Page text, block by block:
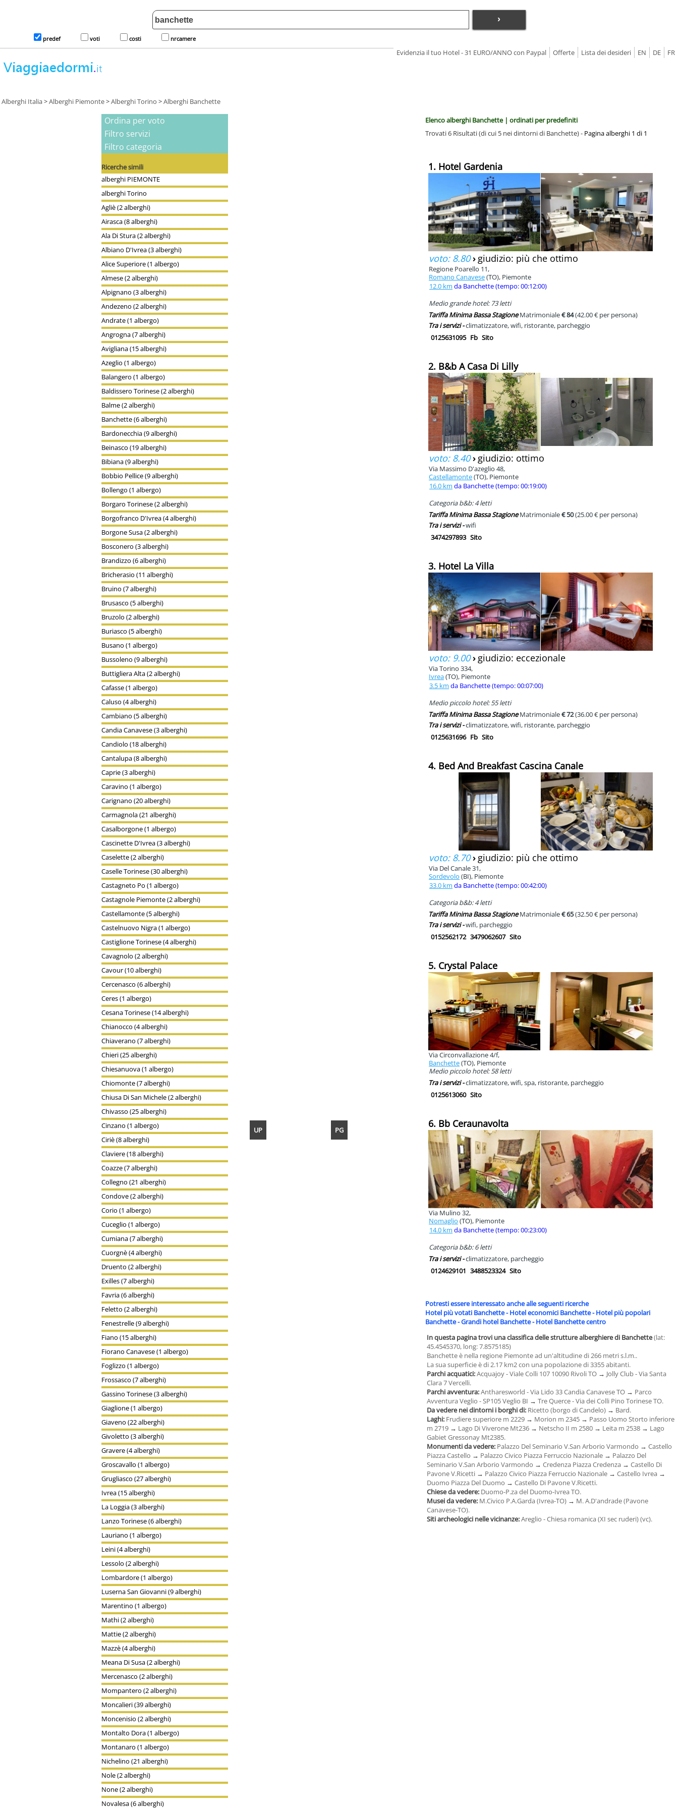
›
predef voti costi nrcamere
FR
DE
EN
Lista dei desideri
Offerte
Evidenzia il tuo Hotel - 31 EURO/ANNO con Paypal
UP PG
Alberghi Italia>Alberghi Piemonte>Alberghi Torino >Alberghi Banchette
Elenco alberghi Banchette | ordinati per predefiniti
Trovati 6 Risultati (di cui 5 nei dintorni di Banchette) - Pagina alberghi 1 di 1
1. Hotel Gardenia
voto: 8.80› giudizio: più che ottimo
Regione Poarello 11,
Romano Canavese(TO), Piemonte
12.0 km da Banchette (tempo: 00:12:00)
Medio grande hotel: 73 letti
Tariffa Minima Bassa StagioneMatrimoniale€ 84(42.00 € per persona)
Tra i servizi -climatizzatore, wifi, ristorante, parcheggio
0125631095 Fb Sito
2. B&b A Casa Di Lilly
voto: 8.40› giudizio: ottimo
Via Massimo D'azeglio 48,
Castellamonte(TO), Piemonte
16.0 km da Banchette (tempo: 00:19:00)
Categoria b&b: 4 letti
Tariffa Minima Bassa StagioneMatrimoniale€ 50(25.00 € per persona)
Tra i servizi -wifi
3474297893 Sito
3. Hotel La Villa
voto: 9.00› giudizio: eccezionale
Via Torino 334,
Ivrea(TO), Piemonte
3.5 km da Banchette (tempo: 00:07:00)
Medio piccolo hotel: 55 letti
Tariffa Minima Bassa StagioneMatrimoniale€ 72(36.00 € per persona)
Tra i servizi -climatizzatore, wifi, ristorante, parcheggio
0125631696 Fb Sito
4. Bed And Breakfast Cascina Canale
voto: 8.70› giudizio: più che ottimo
Via Del Canale 31,
Sordevolo (BI), Piemonte
33.0 km da Banchette (tempo: 00:42:00)
Categoria b&b: 4 letti
Tariffa Minima Bassa StagioneMatrimoniale€ 65(32.50 € per persona)
Tra i servizi -wifi, parcheggio
0152562172 3479062607 Sito
5. Crystal Palace
Via Circonvallazione 4/f,
Banchette(TO), Piemonte
Medio piccolo hotel: 58 letti
Tra i servizi -climatizzatore, wifi, spa, ristorante, parcheggio
0125613060 Sito
6. Bb Ceraunavolta
Via Mulino 32,
Nomaglio (TO), Piemonte
14.0 km da Banchette (tempo: 00:23:00)
Categoria b&b: 6 letti
Tra i servizi -climatizzatore, parcheggio
0124629101 3488523324 Sito
Potresti essere interessato anche alle seguenti ricerche
Hotel più votati Banchette-Hotel economici Banchette-Hotel più popolari
Banchette-Grandi hotel Banchette-Hotel Banchette centro
In questa pagina trovi una classifica delle strutture alberghiere di Banchette(lat:
45.4545370, long: 7.8575185)
Banchette è nella regione Piemonte ad un'altitudine di 266 metri s.l.m..
La sua superficie è di 2.17 km2 con una popolazione di 3355 abitanti.
Parchi acquatici:Acquajoy - Viale Colli 107 10090 Rivoli TO → Jolly Club - Via Santa
Clara 7 Vercelli.
Parchi avventura:Antharesworld - Via Lido 33 Candia Canavese TO → Parco
Avventura Veglio - SP105 Veglio BI → Tre Querce - Via dei Colli Pino Torinese TO.
Da vedere nei dintorni i borghi di: Ricetto (borgo di Candelo) → Bard.
Laghi: Frudiere superiore m 2229 → Morion m 2345 → Passo Uomo Storto inferiore
m 2719 → Lago Di Viverone Mt236 → Netscho II m 2580 → Leita m 2538 → Lago
Gabiet Gressonay Mt2385.
Monumenti da vedere: Palazzo Del Seminario V.San Arborio Varmondo → Castello
Piazza Castello → Palazzo Civico Piazza Ferruccio Nazionale → Palazzo Del
Seminario V.San Arborio Varmondo → Credenza Piazza Credenza → Castello Di
Pavone V.Ricetti → Palazzo Civico Piazza Ferruccio Nazionale → Castello Ivrea →
Duomo Piazza Del Duomo → Castello Di Pavone V.Ricetti.
Chiese da vedere: Duomo-P.za del Duomo-Ivrea TO.
Musei da vedere: M.Civico P.A.Garda (Ivrea-TO) → M. A.D'andrade (Pavone
Canavese-TO).
Siti archeologici nelle vicinanze:Areglio - Chiesa romanica (XI sec ruderi) (vc).
Ordina per voto
Filtro servizi
Filtro categoria
Ricerche simili
alberghi PIEMONTE
alberghi Torino
Agliè (2 alberghi)
Airasca (8 alberghi)
Ala Di Stura (2 alberghi)
Albiano D'Ivrea (3 alberghi)
Alice Superiore (1 albergo)
Almese (2 alberghi)
Alpignano (3 alberghi)
Andezeno (2 alberghi)
Andrate (1 albergo)
Angrogna (7 alberghi)
Avigliana (15 alberghi)
Azeglio (1 albergo)
Balangero (1 albergo)
Baldissero Torinese (2 alberghi)
Balme (2 alberghi)
Banchette (6 alberghi)
Bardonecchia (9 alberghi)
Beinasco (19 alberghi)
Bibiana (9 alberghi)
Bobbio Pellice (9 alberghi)
Bollengo (1 albergo)
Borgaro Torinese (2 alberghi)
Borgofranco D'Ivrea (4 alberghi)
Borgone Susa (2 alberghi)
Bosconero (3 alberghi)
Brandizzo (6 alberghi)
Bricherasio (11 alberghi)
Bruino (7 alberghi)
Brusasco (5 alberghi)
Bruzolo (2 alberghi)
Buriasco (5 alberghi)
Busano (1 albergo)
Bussoleno (9 alberghi)
Buttigliera Alta (2 alberghi)
Cafasse (1 albergo)
Caluso (4 alberghi)
Cambiano (5 alberghi)
Candia Canavese (3 alberghi)
Candiolo (18 alberghi)
Cantalupa (8 alberghi)
Caprie (3 alberghi)
Caravino (1 albergo)
Carignano (20 alberghi)
Carmagnola (21 alberghi)
Casalborgone (1 albergo)
Cascinette D'Ivrea (3 alberghi)
Caselette (2 alberghi)
Caselle Torinese (30 alberghi)
Castagneto Po (1 albergo)
Castagnole Piemonte (2 alberghi)
Castellamonte (5 alberghi)
Castelnuovo Nigra (1 albergo)
Castiglione Torinese (4 alberghi)
Cavagnolo (2 alberghi)
Cavour (10 alberghi)
Cercenasco (6 alberghi)
Ceres (1 albergo)
Cesana Torinese (14 alberghi)
Chianocco (4 alberghi)
Chiaverano (7 alberghi)
Chieri (25 alberghi)
Chiesanuova (1 albergo)
Chiomonte (7 alberghi)
Chiusa Di San Michele (2 alberghi)
Chivasso (25 alberghi)
Cinzano (1 albergo)
Ciriè (8 alberghi)
Claviere (18 alberghi)
Coazze (7 alberghi)
Collegno (21 alberghi)
Condove (2 alberghi)
Corio (1 albergo)
Cuceglio (1 albergo)
Cumiana (7 alberghi)
Cuorgnè (4 alberghi)
Druento (2 alberghi)
Exilles (7 alberghi)
Favria (6 alberghi)
Feletto (2 alberghi)
Fenestrelle (9 alberghi)
Fiano (15 alberghi)
Fiorano Canavese (1 albergo)
Foglizzo (1 albergo)
Frossasco (7 alberghi)
Gassino Torinese (3 alberghi)
Giaglione (1 albergo)
Giaveno (22 alberghi)
Givoletto (3 alberghi)
Gravere (4 alberghi)
Groscavallo (1 albergo)
Grugliasco (27 alberghi)
Ivrea (15 alberghi)
La Loggia (3 alberghi)
Lanzo Torinese (6 alberghi)
Lauriano (1 albergo)
Leini (4 alberghi)
Lessolo (2 alberghi)
Lombardore (1 albergo)
Luserna San Giovanni (9 alberghi)
Marentino (1 albergo)
Mathi (2 alberghi)
Mattie (2 alberghi)
Mazzè (4 alberghi)
Meana Di Susa (2 alberghi)
Mercenasco (2 alberghi)
Mompantero (2 alberghi)
Moncalieri (39 alberghi)
Moncenisio (2 alberghi)
Montalto Dora (1 albergo)
Montanaro (1 albergo)
Nichelino (21 alberghi)
Nole (2 alberghi)
None (2 alberghi)
Novalesa (6 alberghi)